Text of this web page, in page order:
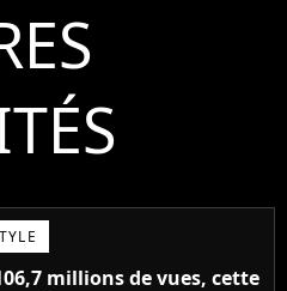
millions de vues, cette